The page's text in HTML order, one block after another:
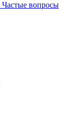
Частые вопросы